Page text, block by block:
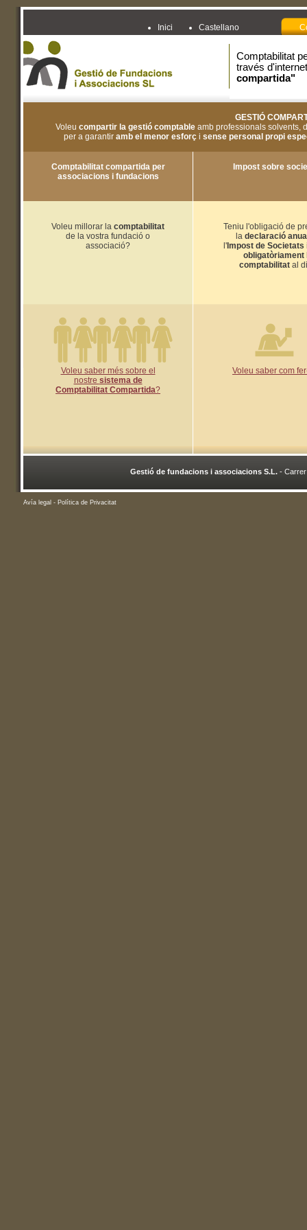
Inici Castellano
Comptabilitat
través
compartida"
GESTIÓ
Voleu compartir la gestió comptableamb professionals solvents,
per a garantir amb el menor esforçi sense personal propi
Comptabilitat compartida per
associacions i fundacions
Impost sobre
Voleu millorar la comptabilitat
de la vostra fundació o
associació?
Teniu l'obligació de
la declaració
l' Impost de Societats
obligatòriament
comptabilitatal
Voleu saber més sobre el
nostre sistema de
Comptabilitat Compartida?
Voleu saber com
Gestió de fundacions i associacions S.L. - Carrer
Avía legal - Política de Privacitat